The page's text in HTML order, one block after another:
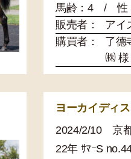
馬齢：4 / 性
販売者：
アイ
購買者：
了德
㈱ 様
ヨーカイディ
2024/2/10 京
22年 ｻﾏｰS